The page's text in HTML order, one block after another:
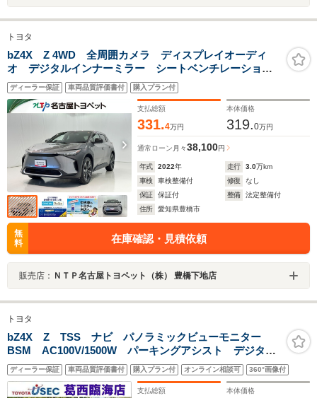
トヨタ
bZ4X Z 4WD 全周囲カメラ ディスプレイオーディ
オ デジタルインナーミラー シートベンチレーショ
ン ドラレコ 1500W給電
ディーラー保証 車両品質評価書付 購入プラン付
支払総額
331.4万円
本体価格
319.0万円
通常ローン 月々38,100円
年式 2022年 走行 3.0万km
車検
車検整備付 修復
なし
保証
保証付 整備
法定整備付
住所
愛知県豊橋市
無
料
在庫確認・見積依頼
販売店： ＮＴＰ名古屋トヨペット（株） 豊橋下地店
トヨタ
bZ4X Z TSS ナビ パノラミックビューモニター
BSM AC100V/1500W パーキングアシスト デジタル
インナーミラー JBL パワーバックドア パワーシー
ト シートA/C フルセグ リヤスポイラー ETC2.0
ディーラー保証 車両品質評価書付 購入プラン付 オンライン相談可 360°画像付
支払総額 本体価格